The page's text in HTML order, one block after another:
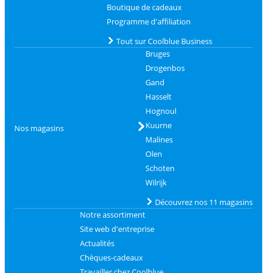
Boutique de cadeaux
Programme d'affiliation
Tout sur Coolblue Business
Nos magasins
Bruges
Drogenbos
Gand
Hasselt
Hognoul
Kuurne
Malines
Olen
Schoten
Wilrijk
Découvrez nos 11 magasins
Notre assortiment
Site web d'entreprise
Actualités
Chèques-cadeaux